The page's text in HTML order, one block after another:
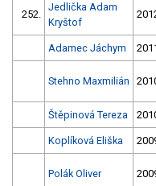
252.
Jedlička Adam
Kryštof
Adamec Jáchym
Stehno Maxmilián
Štěpinová Tereza
Koplíková Eliška
Polák Oliver